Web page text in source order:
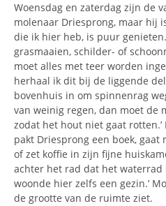
Woensdag en zaterdag zijn de
molenaar Driesprong, maar hij
die ik hier heb, is puur
grasmaaien, schilder- of
moet alles met teer worden
herhaal ik dit bij de liggende
bovenhuis in om spinnenrag
van weinig regen, dan moet de
zodat het hout niet gaat rotten.’
pakt Driesprong een boek, gaat
of zet koffie in zijn fijne
achter het rad dat het waterrad
woonde hier zelfs een gezin.’
de grootte van de ruimte ziet.